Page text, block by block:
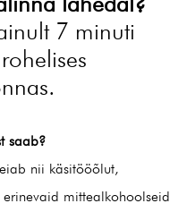
7 minuti
saab?
nii käsitööõlut,
mittealkohoolseid